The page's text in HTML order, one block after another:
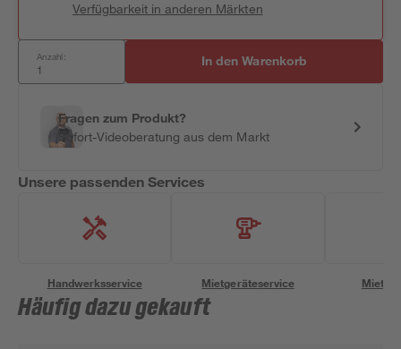
Verfügbarkeit in anderen Märkten
Anzahl: In den Warenkorb
Fragen zum Produkt?
Sofort-Videoberatung aus dem Markt
Unsere passenden Services
Handwerksservice Mietgeräteservice
Häufig dazu gekauft